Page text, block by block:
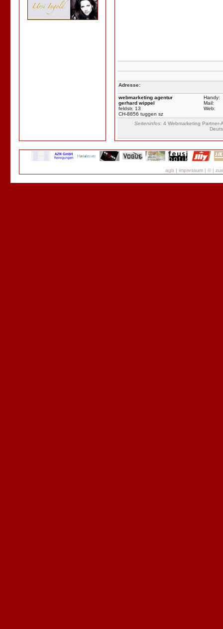
Adresse:
webmarketing agentur
gerhard wippel
feldstr. 13
CH-8856 tuggen sz
Handy:
Mail:
Web:
Seiteninfos: 4 Webmarketing
agb | impressum | © |